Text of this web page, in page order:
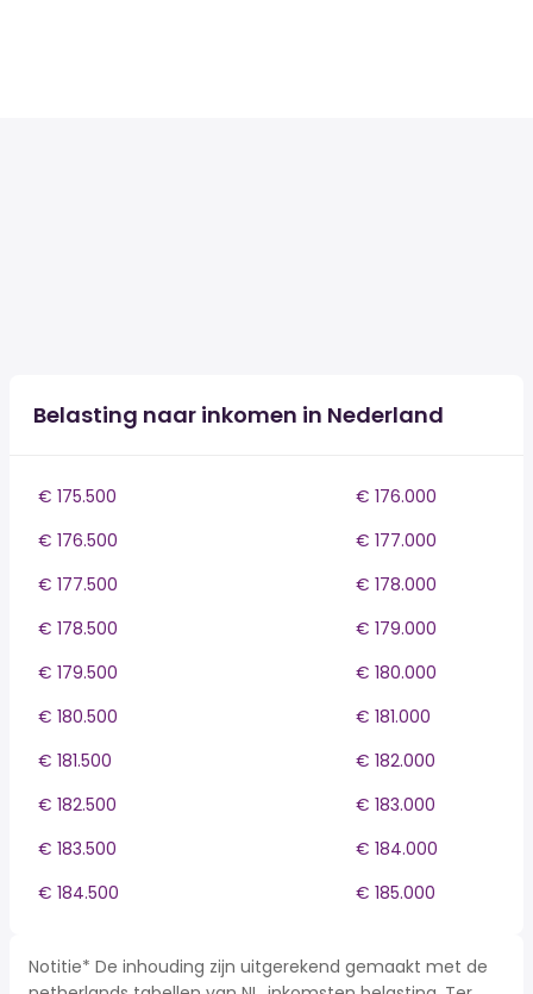
Belasting naar inkomen in Nederland
€ 175.500
€ 176.000
€ 176.500
€ 177.000
€ 177.500
€ 178.000
€ 178.500
€ 179.000
€ 179.500
€ 180.000
€ 180.500
€ 181.000
€ 181.500
€ 182.000
€ 182.500
€ 183.000
€ 183.500
€ 184.000
€ 184.500
€ 185.000
Notitie* De inhouding zijn uitgerekend gemaakt met de